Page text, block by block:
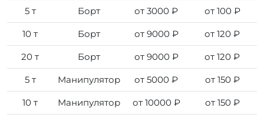
5 т Борт от 3000 ₽ от 100 ₽
10 т Борт от 9000 ₽ от 120 ₽
20 т Борт от 9000 ₽ от 120 ₽
5 т Манипулятор от 5000 ₽ от 150 ₽
10 т Манипулятор от 10000 ₽ от 150 ₽